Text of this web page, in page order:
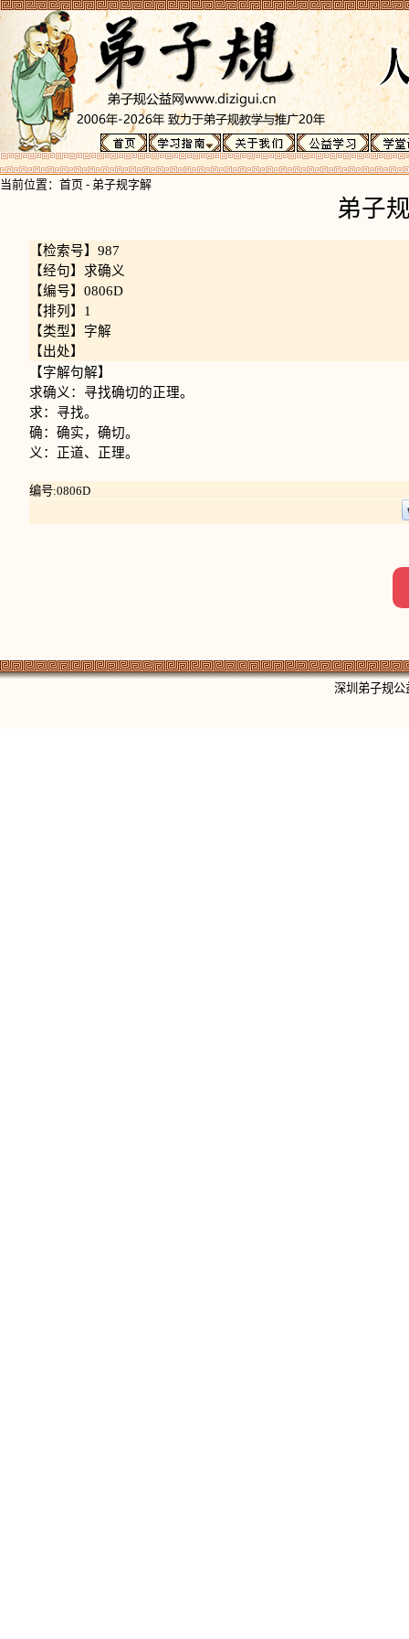
当前位置： 首页 - 弟子规字解
弟子
【检索号】987
【经句】求确义
【编号】0806D
【排列】1
【类型】字解
【出处】
【字解句解】
求确义：寻找确切的正理。
求：寻找。
确：确实，确切。
义：正道、正理。
编号:0806D
深圳弟子规